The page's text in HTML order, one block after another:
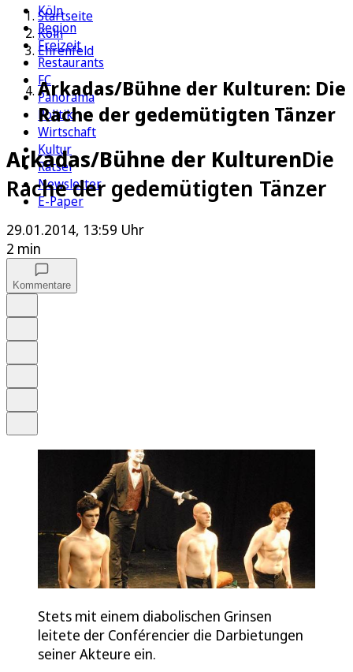
Köln
Region
Freizeit
Restaurants
FC
Panorama
Politik
Wirtschaft
Kultur
Rätsel
Newsletter
E-Paper
Startseite
Köln
Ehrenfeld
Arkadas/Bühne der Kulturen: Die
Rache der gedemütigten Tänzer
Arkadas/Bühne der KulturenDie
Rache der gedemütigten Tänzer
29.01.2014, 13:59 Uhr
2 min
Kommentare
Stets mit einem diabolischen Grinsen
leitete der Conférencier die Darbietungen
seiner Akteure ein.